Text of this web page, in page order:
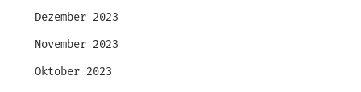
Dezember 2023
November 2023
Oktober 2023